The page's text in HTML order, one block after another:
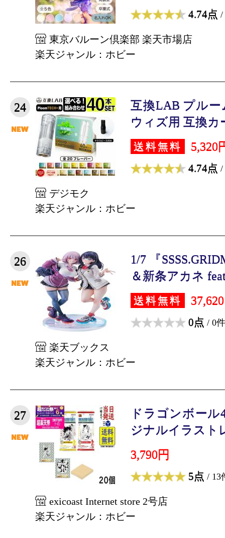
4.74点 /
東京バルーン倶楽部 楽天市場店
楽天ジャンル：ホビー
24
互換LAB プル
ウィズ用 互換カ
送料無料 5,320
4.74点 /
デジモク
楽天ジャンル：ホビー
26
1/7 『
＆新条アカネ
送料無料
0点 / 0件
楽天ブックス
楽天ジャンル：ホビー
27
ドラゴンボール
ジナルイラスト
3,790円
5点 / 13
exicoast Internet store 2号店
楽天ジャンル：ホビー